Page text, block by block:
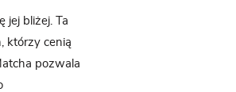
jej bliżej. Ta
którzy cenią
pozwala